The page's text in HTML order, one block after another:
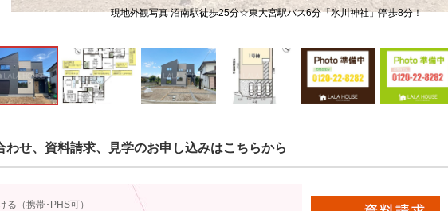
現地外観写真 沼南駅徒歩25分☆東大宮駅バス6分「氷川神社」停歩8分！
わせ、資料請求、見学のお申し込みはこちらから
る（携帯･PHS可）